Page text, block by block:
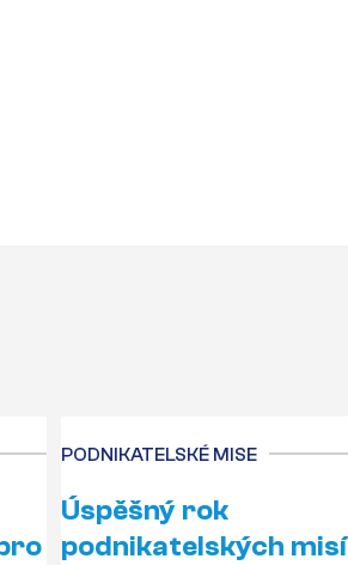
PODNIKATELSKÉ MISE
Úspěšný rok
podnikatelských misí